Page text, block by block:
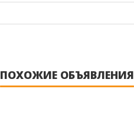
ПОХОЖИЕ ОБЪЯВЛЕНИЯ